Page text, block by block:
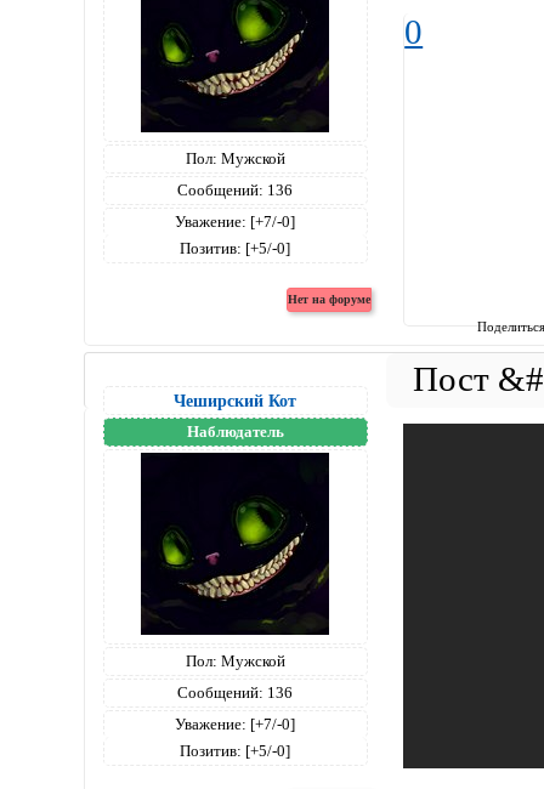
Пол: Мужской
Сообщений: 136
Уважение: [+7/-0]
Позитив: [+5/-0]
0
Чеширский Кот
Наблюдатель
Пол: Мужской
Сообщений: 136
Уважение: [+7/-0]
Позитив: [+5/-0]